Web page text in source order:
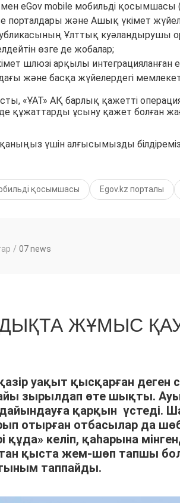
мен eGov mobile мобильді қосымшасы
порталдары және Ашық үкімет
Ұлттық куәландырушы
өзге де жобалар;
шлюзі арқылы интеграцияланған
және басқа жүйелердегі
«ҰАТ» АҚ барлық қажетті
құжаттарды ұсыну қажет болған
үшін алғысымызды
қосымшасы Egov.kz порталы
/ 07 news
ЖҰМЫС
уақыт қысқарған деген
зырылдап өте шықты.
қарқын үстеді.
отырған отбасылар да
құда» келіп, қаһарына
қыста жем-шөп тапшы
таппайды.